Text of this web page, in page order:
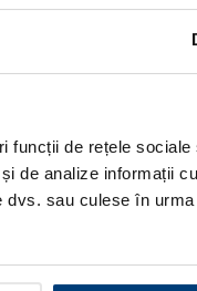
funcții de rețele sociale
de analize informații
dvs. sau culese în
pentru sisteme
este cel mai
mai